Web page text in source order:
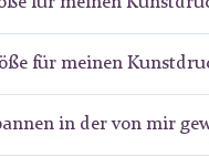
für meinen
in der von mir